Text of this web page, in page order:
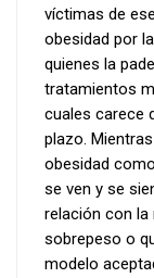
víctimas de
obesidad por
quienes la
tratamientos
cuales carece
plazo.
obesidad
se ven y se
relación con la
sobrepeso o
modelo